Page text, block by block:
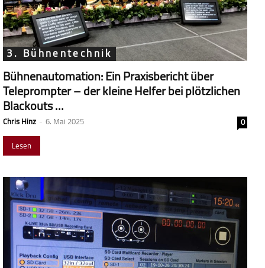
3. Bühnentechnik
Bühnenautomation: Ein Praxisbericht über
Teleprompter – der kleine Helfer bei plötzlichen
Blackouts …
Chris Hinz - 6. Mai 2025
0
Lesen